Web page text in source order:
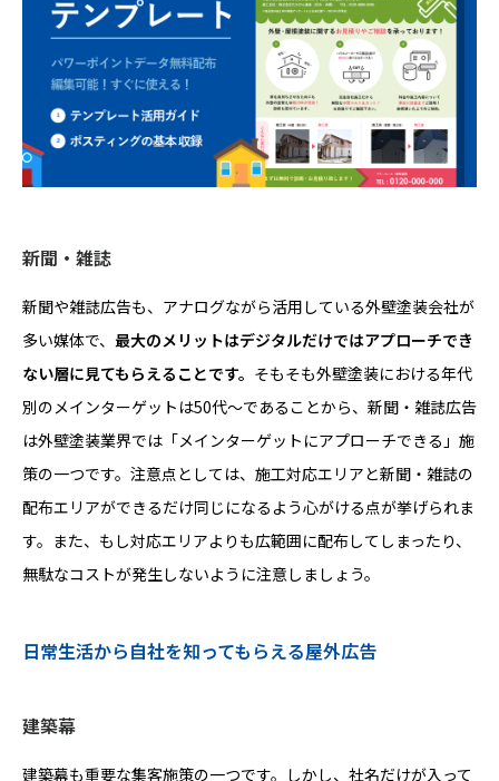
新聞・雑誌
新聞や雑誌広告も、アナログながら活用している外壁塗装会社が
多い媒体で、 最大のメリットはデジタルだけではアプローチでき
ない層に見てもらえることです。 そもそも外壁塗装における年代
別のメインターゲットは50代〜であることから、新聞・雑誌広告
は外壁塗装業界では「メインターゲットにアプローチできる」施
策の一つです。注意点としては、施工対応エリアと新聞・雑誌の
配布エリアができるだけ同じになるよう心がける点が挙げられま
す。また、もし対応エリアよりも広範囲に配布してしまったり、
無駄なコストが発生しないように注意しましょう。
日常生活から自社を知ってもらえる屋外広告
建築幕
建築幕も重要な集客施策の一つです。しかし、社名だけが入って